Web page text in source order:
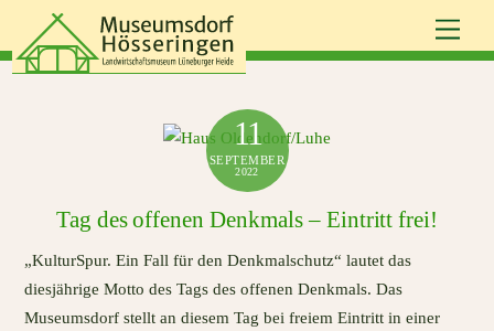
content
11
SEPTEMBER
2022
Tag des offenen Denkmals – Eintritt frei!
„KulturSpur. Ein Fall für den Denkmalschutz“ lautet das
diesjährige Motto des Tags des offenen Denkmals. Das
Museumsdorf stellt an diesem Tag bei freiem Eintritt in einer